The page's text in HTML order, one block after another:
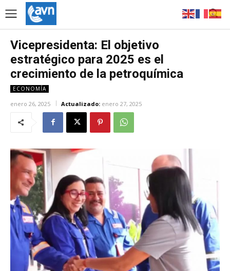
Vicepresidenta: El objetivo
estratégico para 2025 es el
crecimiento de la petroquímica
ECONOMÍA
enero 26, 2025 Actualizado: enero 27, 2025